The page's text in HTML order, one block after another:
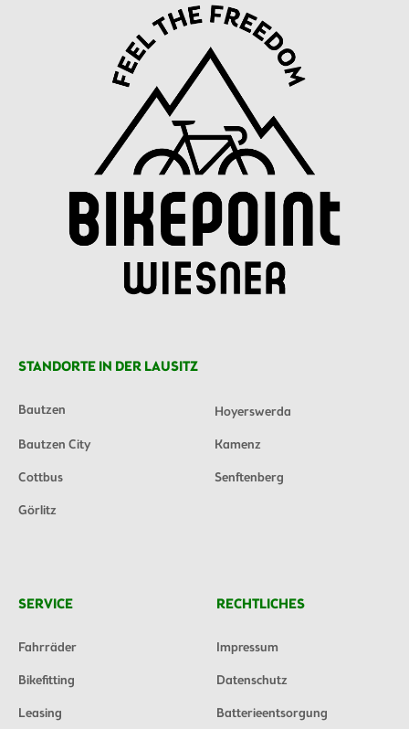
STANDORTE IN DER LAUSITZ
Bautzen
Hoyerswerda
Bautzen City
Kamenz
Cottbus
Senftenberg
Görlitz
SERVICE
Fahrräder
Bikefitting
Leasing
RECHTLICHES
Impressum
Datenschutz
Batterieentsorgung